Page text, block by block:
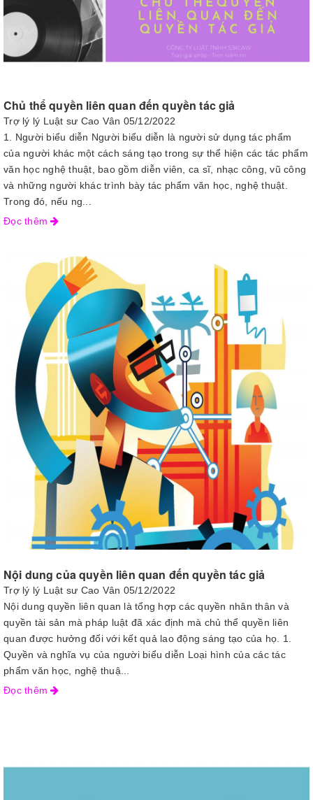
Chủ thể quyền liên quan đến quyền tác giả
Trợ lý lý Luật sư Cao Vân 05/12/2022
1. Người biểu diễn Người biểu diễn là người sử dụng tác phẩm
của người khác một cách sáng tạo trong sự thể hiện các tác phẩm
văn học nghệ thuật, bao gồm diễn viên, ca sĩ, nhạc công, vũ công
và những người khác trình bày tác phẩm văn học, nghệ thuật.
Trong đó, nếu ng...
Đọc thêm
Nội dung của quyền liên quan đến quyền tác giả
Trợ lý lý Luật sư Cao Vân 05/12/2022
Nội dung quyền liên quan là tổng hợp các quyền nhân thân và
quyền tài sản mà pháp luật đã xác định mà chủ thể quyền liên
quan được hưởng đối với kết quả lao động sáng tạo của họ. 1.
Quyền và nghĩa vụ của người biểu diễn Loại hình của các tác
phẩm văn học, nghệ thuậ...
Đọc thêm